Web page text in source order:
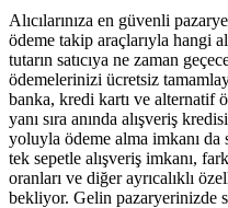
Alıcılarınıza en güvenli
ödeme takip araçlarıyla hangi
tutarın satıcıya ne zaman
ödemelerinizi ücretsiz
banka, kredi kartı ve alternatif
yanı sıra anında alışveriş
yoluyla ödeme alma imkanı da
tek sepetle alışveriş imkanı,
oranları ve diğer ayrıcalıklı
bekliyor. Gelin pazaryerinizde